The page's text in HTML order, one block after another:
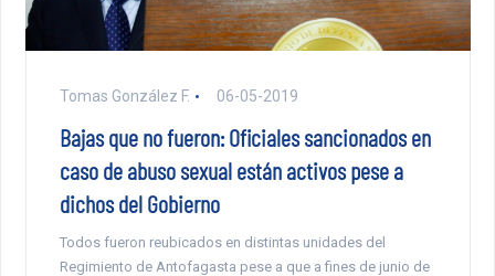
Tomas González F. 06-05-2019
Bajas que no fueron: Oficiales sancionados en
caso de abuso sexual están activos pese a
dichos del Gobierno
Todos fueron reubicados en distintas unidades del
Regimiento de Antofagasta pese a que a fines de junio de